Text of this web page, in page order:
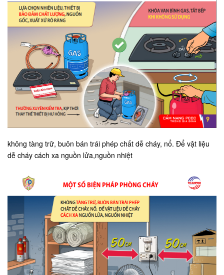
không tàng trữ, buôn bán trái phép chất dễ cháy, nổ. Để vật liệu
dễ cháy cách xa nguồn lửa,nguồn nhiệt